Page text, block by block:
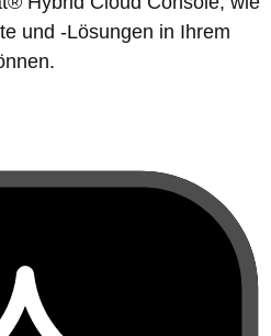
und -Lösungen in Ihrem